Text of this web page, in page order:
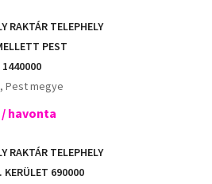
RAKTÁR TELEPHELY
PEST
1440000
Pest megye
/ havonta
RAKTÁR TELEPHELY
KERÜLET 690000